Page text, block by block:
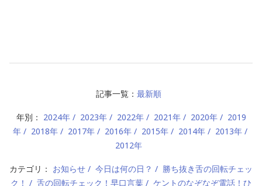
記事一覧： 最新順
年別： 2024年 2023年 2022年 2021年 2020年
2019
年
2018年 2017年 2016年 2015年 2014年
2013年
2012年
カテゴリ： お知らせ 今日は何の日？
勝ち抜き舌の回転チェッ
ク！
舌の回転チェック！早口言葉 ケントのなぞなぞ電話！ひ